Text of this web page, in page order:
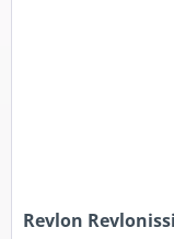
Revlon